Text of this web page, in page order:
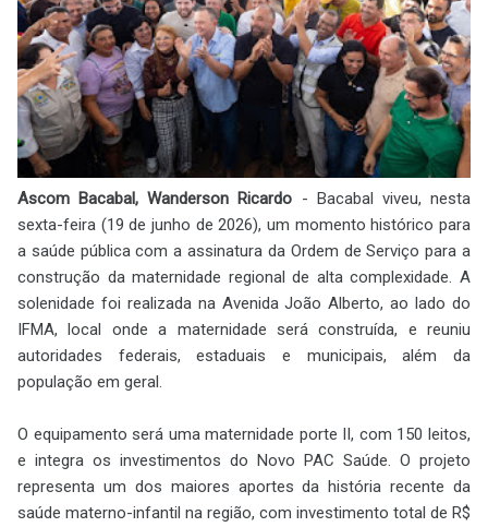
Ascom Bacabal, Wanderson Ricardo - Bacabal viveu, nesta
sexta-feira (19 de junho de 2026), um momento histórico para
a saúde pública com a assinatura da Ordem de Serviço para a
construção da maternidade regional de alta complexidade. A
solenidade foi realizada na Avenida João Alberto, ao lado do
IFMA, local onde a maternidade será construída, e reuniu
autoridades federais, estaduais e municipais, além da
população em geral.
O equipamento será uma maternidade porte II, com 150 leitos,
e integra os investimentos do Novo PAC Saúde. O projeto
representa um dos maiores aportes da história recente da
saúde materno-infantil na região, com investimento total de R$